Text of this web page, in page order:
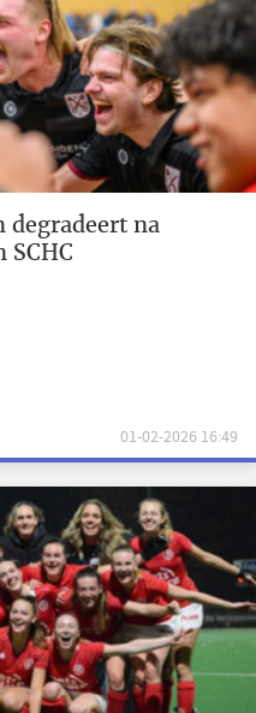
degradeert na
SCHC
01-02-2026 16:49